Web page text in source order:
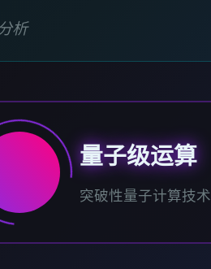
析
量子级运算
突破性量子计算技术